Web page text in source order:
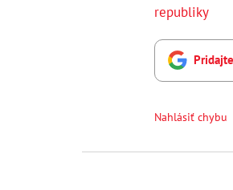
republiky
Nahlásiť chybu